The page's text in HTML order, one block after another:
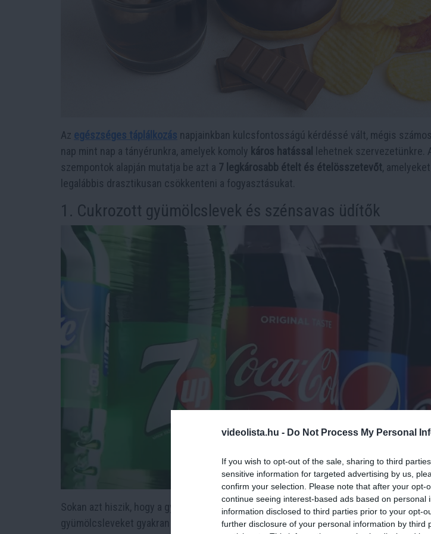
videolista.hu - Do Not Process My Personal
If you wish to opt-out of the sale, sharing to third
sensitive information for targeted advertising by us,
confirm your selection. Please note that after your opt-
continue seeing interest-based ads based on personal
information disclosed to third parties prior to your opt-
further disclosure of your personal information by third
Az egészséges táplálkozás napjainkban kulcsfontosságú kérdéssé vált, mégis
nap mint nap a tányérunkra, amelyek komoly káros hatással
lehetnek szervezetünkre.
szempontok alapján mutatja be azt a 7 legkárosabb ételt és ételösszetevőt,
legalábbis drasztikusan csökkenteni a fogyasztásukat.
1. Cukrozott gyümölcslevek és szénsavas üdítők
Sokan azt hiszik, hogy a gyümölcslé egészséges, de a bolti változatok többsége
gyümölcsleveket gyakran hónapokig tárolják, majd vízzel hígított,cukrozott